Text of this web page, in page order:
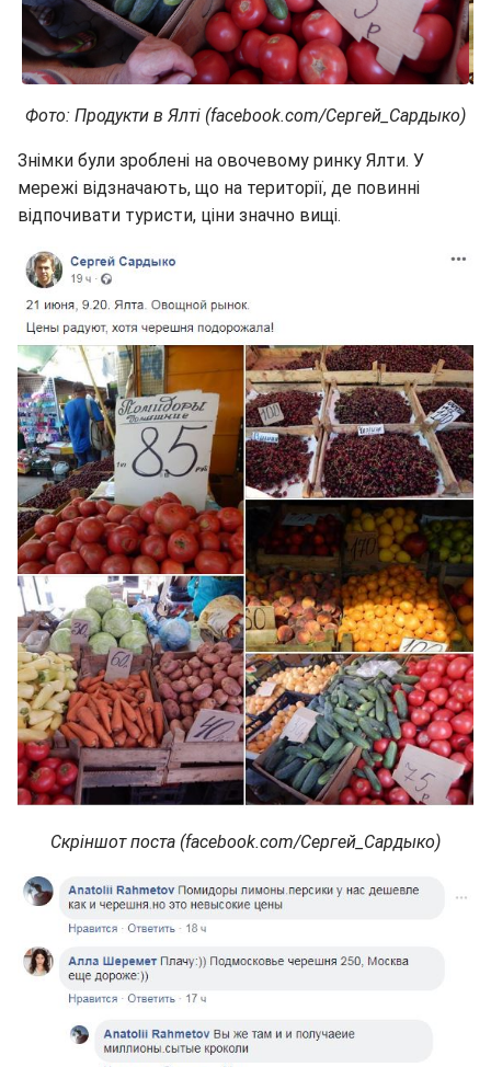
Фото: Продукти в Ялті (facebook.com/Сергей_Сардыко)
Знімки були зроблені на овочевому ринку Ялти. У
мережі відзначають, що на території, де повинні
відпочивати туристи, ціни значно вищі.
Скріншот поста (facebook.com/Сергей_Сардыко)